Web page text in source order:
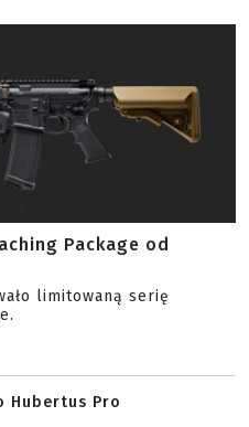
Package od
limitowaną serię
Hubertus Pro